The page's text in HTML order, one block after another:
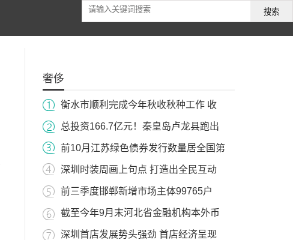
搜索
奢侈
衡水市顺利完成今年秋收秋种工作 收
总投资166.7亿元！秦皇岛卢龙县跑出
前10月江苏绿色债券发行数量居全国第
深圳时装周画上句点 打造出全民互动
前三季度邯郸新增市场主体99765户
截至今年9月末河北省金融机构本外币
深圳首店发展势头强劲 首店经济呈现